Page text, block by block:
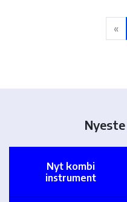
«
Nyt kombi
instrument